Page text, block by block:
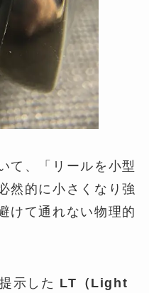
て、「リールを小型
然的に小さくなり強
けて通れない物理的
示した LT（Light